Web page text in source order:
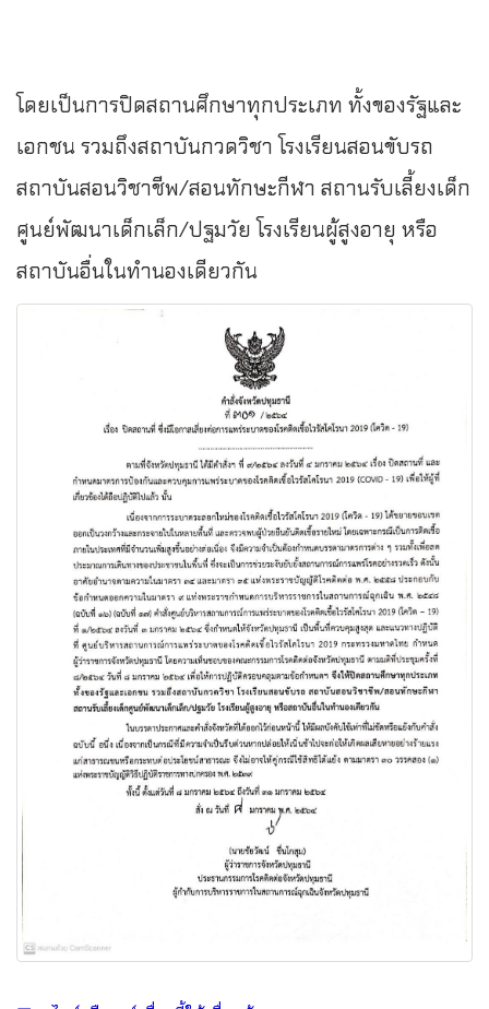
โดยเป็นการปิดสถานศึกษาทุกประเภท ทั้งของรัฐและ
เอกชน รวมถึงสถาบันกวดวิชา โรงเรียนสอนขับรถ
สถาบันสอนวิชาชีพ/สอนทักษะกีฬา สถานรับเลี้ยงเด็ก
ศูนย์พัฒนาเด็กเล็ก/ปฐมวัย โรงเรียนผู้สูงอายุ หรือ
สถาบันอื่นในทำนองเดียวกัน